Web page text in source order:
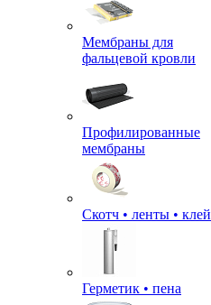
Мембраны для
фальцевой кровли
Профилированные
мембраны
Скотч • ленты • клей
Герметик • пена